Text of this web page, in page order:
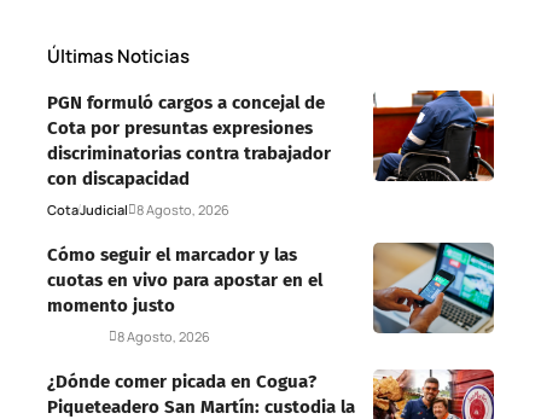
Últimas Noticias
PGN formuló cargos a concejal de
Cota por presuntas expresiones
discriminatorias contra trabajador
con discapacidad
CotaJudicial 8 Agosto, 2026
Cómo seguir el marcador y las
cuotas en vivo para apostar en el
momento justo
8 Agosto, 2026
¿Dónde comer picada en Cogua?
Piqueteadero San Martín: custodia la